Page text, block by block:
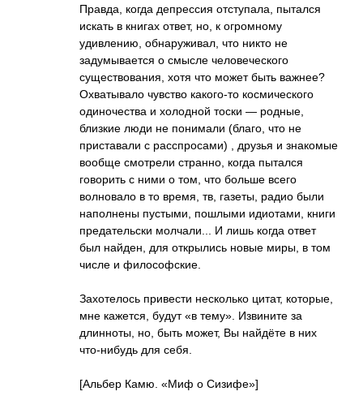
Правда, когда депрессия отступала, пытался
искать в книгах ответ, но, к огромному
удивлению, обнаруживал, что никто не
задумывается о смысле человеческого
существования, хотя что может быть важнее?
Охватывало чувство какого-то космического
одиночества и холодной тоски — родные,
близкие люди не понимали (благо, что не
приставали с расспросами) , друзья и знакомые
вообще смотрели странно, когда пытался
говорить с ними о том, что больше всего
волновало в то время, тв, газеты, радио были
наполнены пустыми, пошлыми идиотами, книги
предательски молчали... И лишь когда ответ
был найден, для открылись новые миры, в том
числе и философские.
Захотелось привести несколько цитат, которые,
мне кажется, будут «в тему». Извините за
длинноты, но, быть может, Вы найдёте в них
что-нибудь для себя.
[Альбер Камю. «Миф о Сизифе»]